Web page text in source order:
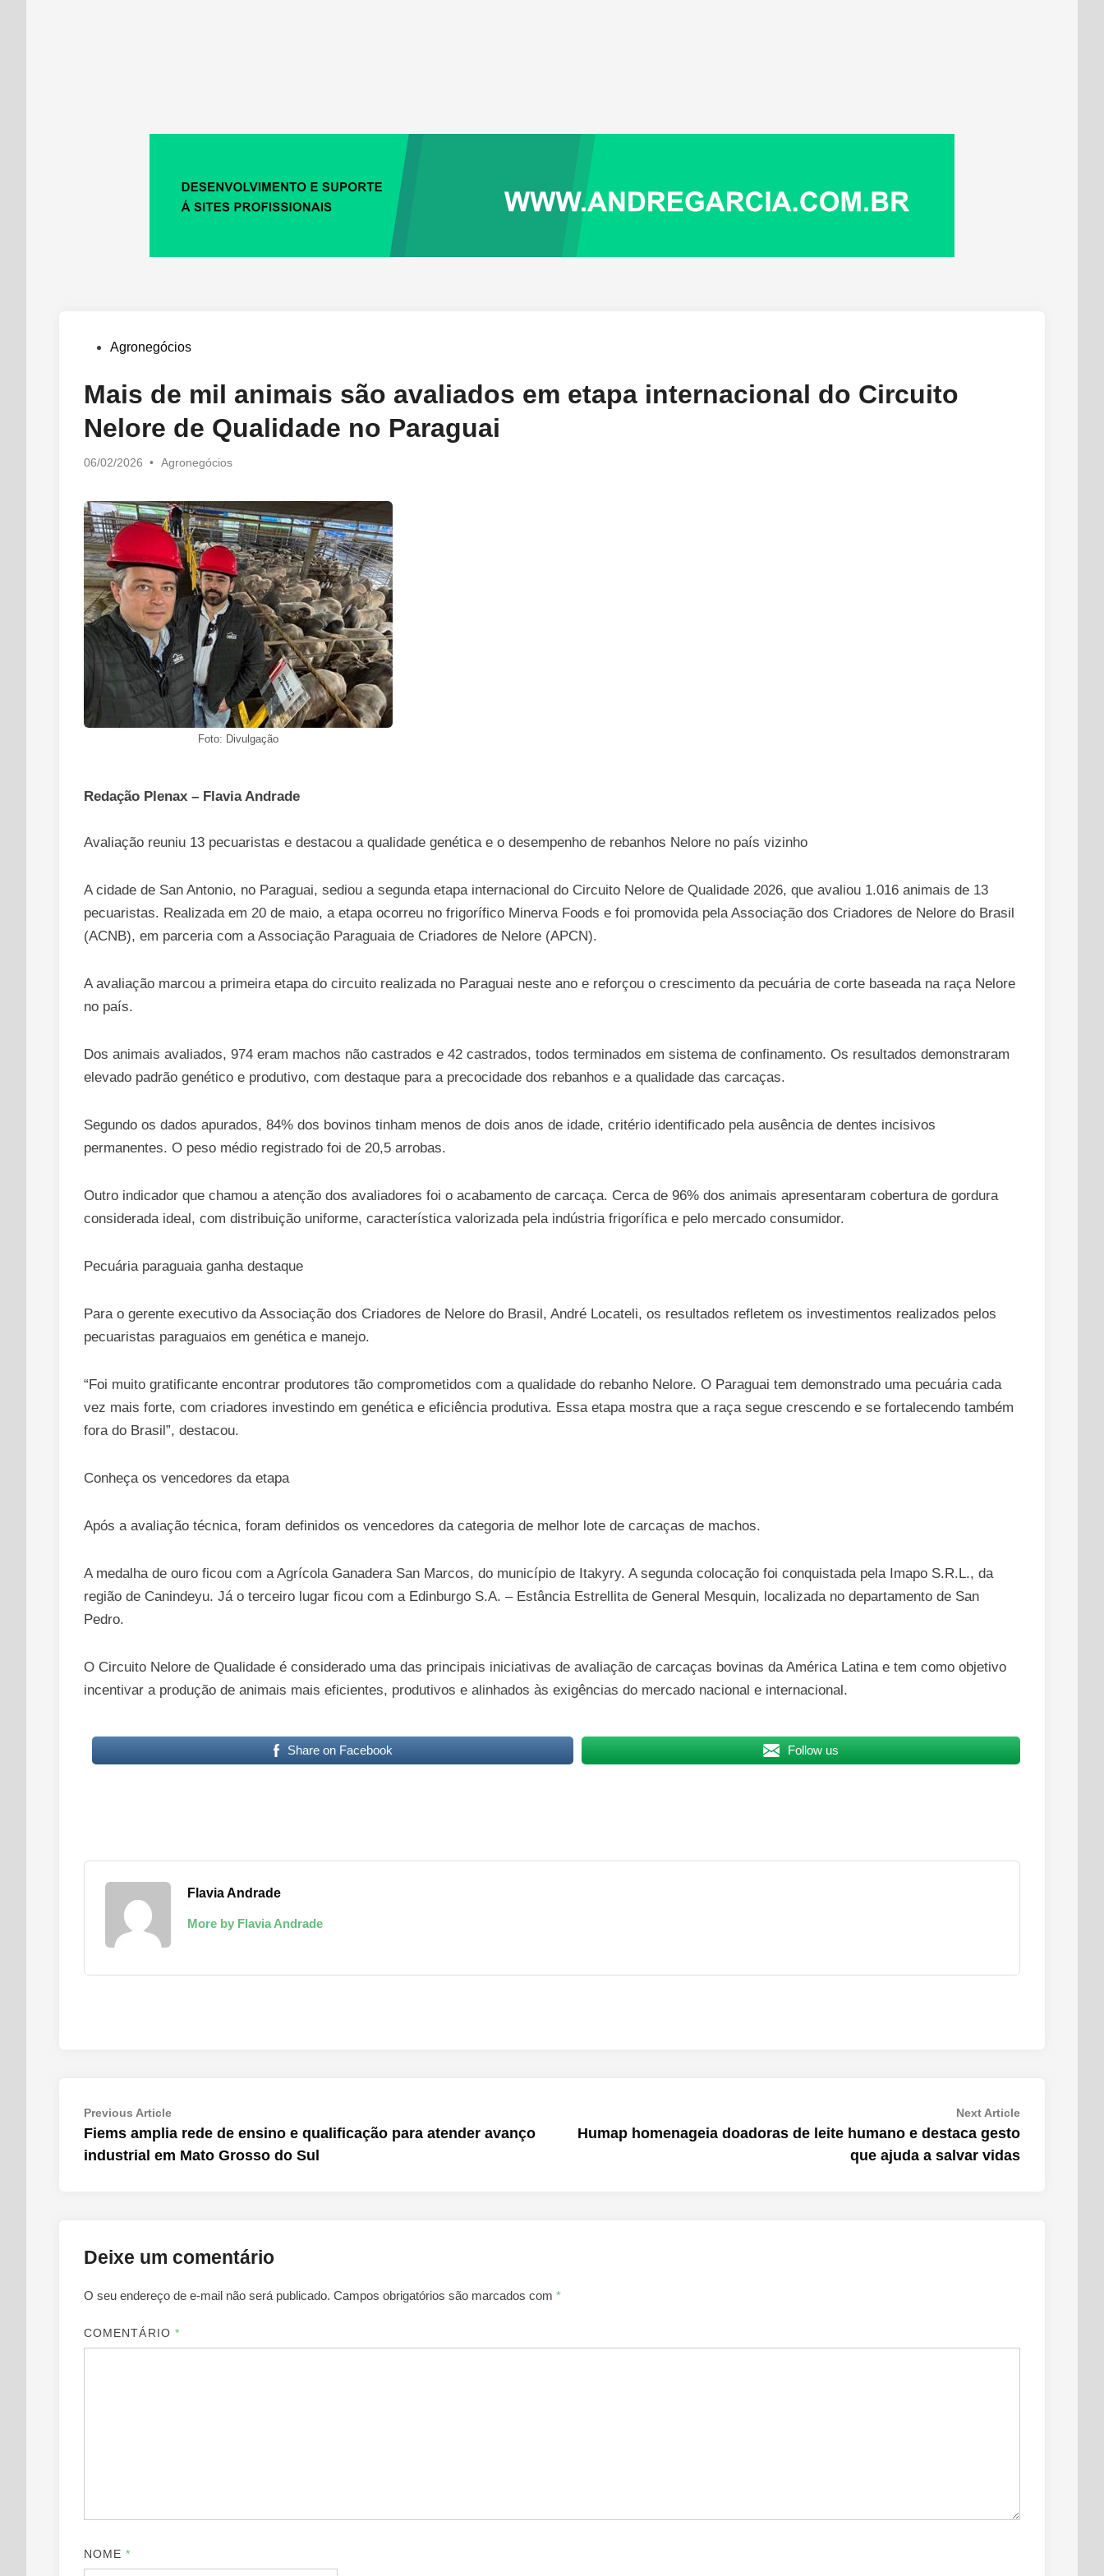
PostedAgronegócios
Mais de mil animais são avaliados em etapa internacional do Circuito
Nelore de Qualidade no Paraguai
06/02/2026 •
Posted
Agronegócios
Foto: Divulgação
Redação Plenax – Flavia Andrade
Avaliação reuniu 13 pecuaristas e destacou a qualidade genética e o desempenho de rebanhos Nelore no país vizinho
A cidade de San Antonio, no Paraguai, sediou a segunda etapa internacional do Circuito Nelore de Qualidade 2026, que avaliou 1.016 animais de 13
pecuaristas. Realizada em 20 de maio, a etapa ocorreu no frigorífico Minerva Foods e foi promovida pela Associação dos Criadores de Nelore do Brasil
(ACNB), em parceria com a Associação Paraguaia de Criadores de Nelore (APCN).
A avaliação marcou a primeira etapa do circuito realizada no Paraguai neste ano e reforçou o crescimento da pecuária de corte baseada na raça Nelore
no país.
Dos animais avaliados, 974 eram machos não castrados e 42 castrados, todos terminados em sistema de confinamento. Os resultados demonstraram
elevado padrão genético e produtivo, com destaque para a precocidade dos rebanhos e a qualidade das carcaças.
Segundo os dados apurados, 84% dos bovinos tinham menos de dois anos de idade, critério identificado pela ausência de dentes incisivos
permanentes. O peso médio registrado foi de 20,5 arrobas.
Outro indicador que chamou a atenção dos avaliadores foi o acabamento de carcaça. Cerca de 96% dos animais apresentaram cobertura de gordura
considerada ideal, com distribuição uniforme, característica valorizada pela indústria frigorífica e pelo mercado consumidor.
Pecuária paraguaia ganha destaque
Para o gerente executivo da Associação dos Criadores de Nelore do Brasil, André Locateli, os resultados refletem os investimentos realizados pelos
pecuaristas paraguaios em genética e manejo.
“Foi muito gratificante encontrar produtores tão comprometidos com a qualidade do rebanho Nelore. O Paraguai tem demonstrado uma pecuária cada
vez mais forte, com criadores investindo em genética e eficiência produtiva. Essa etapa mostra que a raça segue crescendo e se fortalecendo também
fora do Brasil”, destacou.
Conheça os vencedores da etapa
Após a avaliação técnica, foram definidos os vencedores da categoria de melhor lote de carcaças de machos.
A medalha de ouro ficou com a Agrícola Ganadera San Marcos, do município de Itakyry. A segunda colocação foi conquistada pela Imapo S.R.L., da
região de Canindeyu. Já o terceiro lugar ficou com a Edinburgo S.A. – Estância Estrellita de General Mesquin, localizada no departamento de San
Pedro.
O Circuito Nelore de Qualidade é considerado uma das principais iniciativas de avaliação de carcaças bovinas da América Latina e tem como objetivo
incentivar a produção de animais mais eficientes, produtivos e alinhados às exigências do mercado nacional e internacional.
Share on Facebook Follow us
Flavia Andrade
More by Flavia Andrade
Navegação
de
Post
Previous ArticlePrevious
article:
Fiems amplia rede de ensino e qualificação para atender avanço
industrial em Mato Grosso do Sul
Next ArticleNext
article:
Humap homenageia doadoras de leite humano e destaca gesto
que ajuda a salvar vidas
Deixe um comentário
O seu endereço de e-mail não será publicado. Campos obrigatórios são marcados com *
COMENTÁRIO *
NOME*